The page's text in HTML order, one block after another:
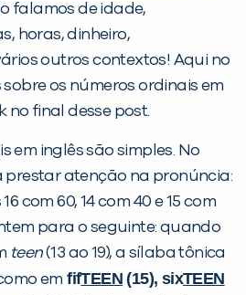
falamos de idade,
horas, dinheiro,
outros contextos! Aqui no
os números ordinais em
no final desse post.
em inglês são simples. No
prestar atenção na pronúncia:
com 60, 14 com 40 e 15 com
para o seguinte: quando
teen(13 ao 19), a sílaba tônica
em fifTEEN (15), sixTEEN